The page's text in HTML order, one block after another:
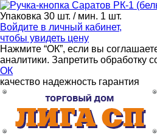
Упаковка 30 шт. / мин. 1 шт.
Войдите в личный кабинет,
чтобы увидеть цену
Нажмите “ОК”, если вы
аналитики. Запретить обработку
ОК
качество надежность гарантия